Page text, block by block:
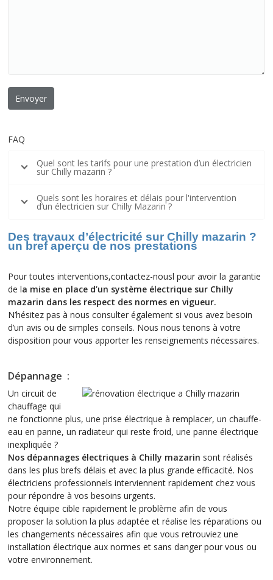
FAQ
Quel sont les tarifs pour une prestation d’un électricien
sur Chilly mazarin ?
Quels sont les horaires et délais pour l'intervention
d’un électricien sur Chilly Mazarin ?
Des travaux d’électricité sur Chilly mazarin ?
un bref aperçu de nos prestations
Pour toutes interventions,contactez-nousl pour avoir la garantie
de la mise en place d’un système électrique sur Chilly
mazarin dans les respect des normes en vigueur.
N’hésitez pas à nous consulter également si vous avez besoin
d’un avis ou de simples conseils. Nous nous tenons à votre
disposition pour vous apporter les renseignements nécessaires.
Dépannage :
Un circuit de
chauffage qui
ne fonctionne plus, une prise électrique à remplacer, un chauffe-
eau en panne, un radiateur qui reste froid, une panne électrique
inexpliquée ?
Nos dépannages électriques à Chilly mazarin sont réalisés
dans les plus brefs délais et avec la plus grande efficacité. Nos
électriciens professionnels interviennent rapidement chez vous
pour répondre à vos besoins urgents.
Notre équipe cible rapidement le problème afin de vous
proposer la solution la plus adaptée et réalise les réparations ou
les changements nécessaires afin que vous retrouviez une
installation électrique aux normes et sans danger pour vous ou
votre environnement.